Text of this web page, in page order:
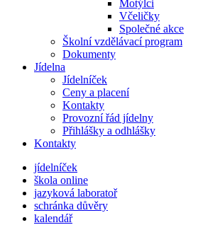
Motýlci
Včeličky
Společné akce
Školní vzdělávací program
Dokumenty
Jídelna
Jídelníček
Ceny a placení
Kontakty
Provozní řád jídelny
Přihlášky a odhlášky
Kontakty
jídelníček
škola online
jazyková laboratoř
schránka důvěry
kalendář